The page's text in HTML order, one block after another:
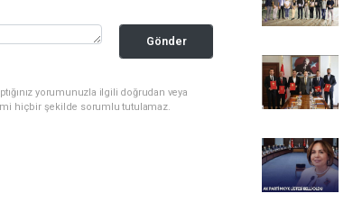
Gönder
yorumunuzla ilgili doğrudan veya
hiçbir şekilde sorumlu tutulamaz.